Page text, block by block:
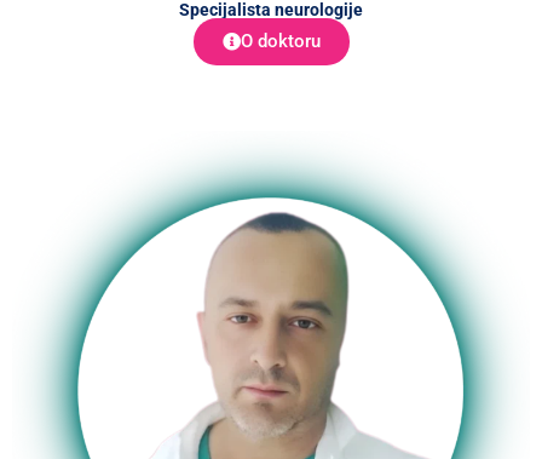
Specijalista neurologije
O doktoru